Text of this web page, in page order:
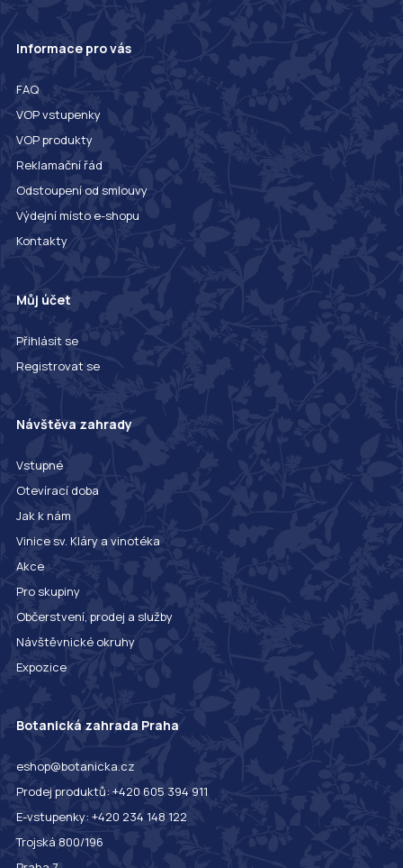
Informace pro vás
FAQ
VOP vstupenky
VOP produkty
Reklamační řád
Odstoupení od smlouvy
Výdejní místo e-shopu
Kontakty
Můj účet
Přihlásit se
Registrovat se
Návštěva zahrady
Vstupné
Otevírací doba
Jak k nám
Vinice sv. Kláry a vinotéka
Akce
Pro skupiny
Občerstvení, prodej a služby
Návštěvnické okruhy
Expozice
Botanická zahrada Praha
eshop@botanicka.cz
Prodej produktů: +420 605 394 911
E-vstupenky: +420 234 148 122
Trojská 800/196